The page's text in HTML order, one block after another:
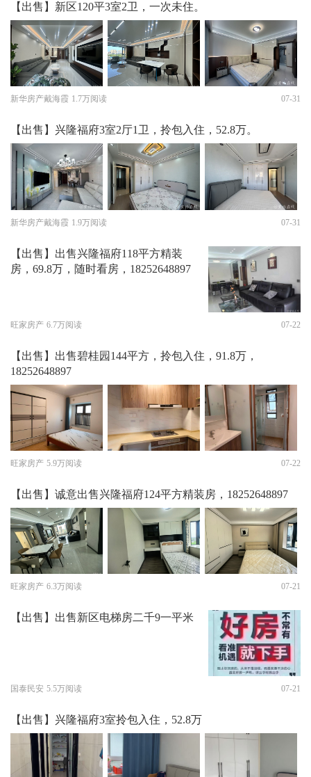
【出售】新区120平3室2卫，一次未住。
新华房产戴海霞 1.7万阅读 07-31
【出售】兴隆福府3室2厅1卫，拎包入住，52.8万。
新华房产戴海霞 1.9万阅读 07-31
【出售】出售兴隆福府118平方精装
房，69.8万，随时看房，18252648897
旺家房产 6.7万阅读 07-22
【出售】出售碧桂园144平方，拎包入住，91.8万，
18252648897
旺家房产 5.9万阅读 07-22
【出售】诚意出售兴隆福府124平方精装房，18252648897
旺家房产 6.3万阅读 07-21
【出售】出售新区电梯房二千9一平米
国泰民安 5.5万阅读 07-21
【出售】兴隆福府3室拎包入住，52.8万